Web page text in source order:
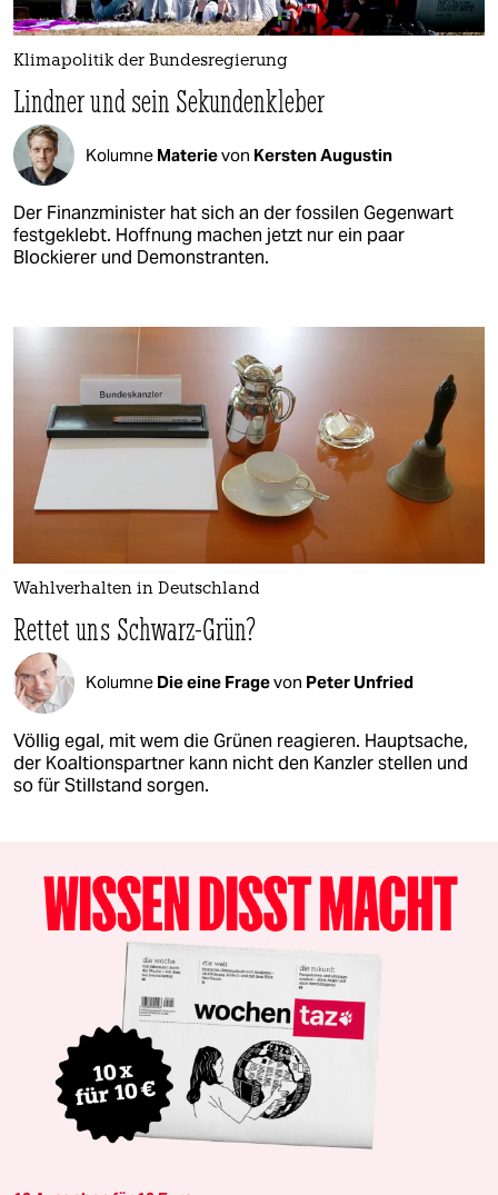
Klimapolitik der Bundesregierung
Lindner und sein Sekundenkleber
Kolumne Materievon Kersten Augustin
Der Finanzminister hat sich an der fossilen Gegenwart
festgeklebt. Hoffnung machen jetzt nur ein paar
Blockierer und Demonstranten.
Wahlverhalten in Deutschland
Rettet uns Schwarz-Grün?
Kolumne Die eine Fragevon Peter Unfried
Völlig egal, mit wem die Grünen reagieren. Hauptsache,
der Koaltionspartner kann nicht den Kanzler stellen und
so für Stillstand sorgen.